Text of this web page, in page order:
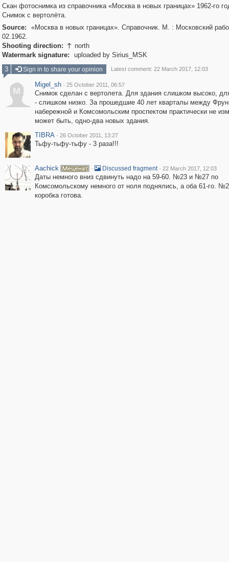
Скан фотоснимка из справочника «Москва в новых границах» 1962-го
Снимок с вертолёта.
Source:
«Москва в новых границах». Справочник. М. : Московский
02.1962.
Shooting direction:  north
Watermark signature:
uploaded by Sirius_MSK
3
Sign in to share your opinion Latest comment: 22 March 2017, 12:03
M
Migel_sh · 25 October 2011, 06:57
Снимок сделан с вертолета. Для здания слишком высоко,
- слишком низко. За прошедшие 40 лет кварталы между
набережной и Комсомольским проспектом практически не
может быть, одно-два новых здания.
TIBRA · 26 October 2011, 13:27
Тьфу-тьфу-тьфу - 3 раза!!!
Aachick · Discussed fragment · 22 March 2017, 12:03
Даты немного вниз сдвинуть надо на 59-60. №23 и №27 по
Комсомольскому немного от ноля поднялись, а оба 61-го.
коробка готова.